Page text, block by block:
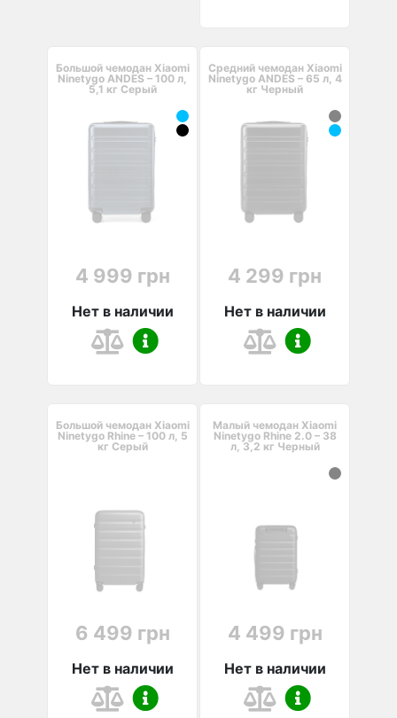
Большой чемодан Xiaomi
Ninetygo ANDES – 100 л,
5,1 кг Серый
4 999 грн
Нет в наличии
Средний чемодан Xiaomi
Ninetygo ANDES – 65 л, 4
кг Черный
4 299 грн
Нет в наличии
Большой чемодан Xiaomi
Ninetygo Rhine – 100 л, 5
кг Серый
6 499 грн
Нет в наличии
Малый чемодан Xiaomi
Ninetygo Rhine 2.0 – 38
л, 3,2 кг Черный
4 499 грн
Нет в наличии